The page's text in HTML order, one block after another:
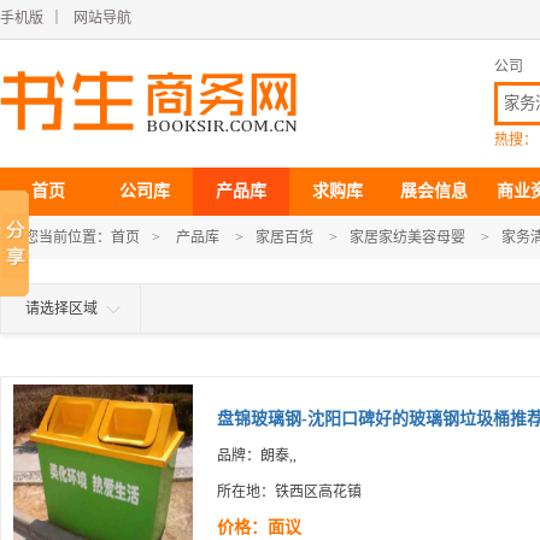
手机版 网站导航
公司
热搜：
首页 公司库 产品库 求购库 展会信息 商业
您当前位置： 首页 > 产品库 > 家居百货 > 家居家纺美容母婴 > 家务
请选择区域
盘锦玻璃钢-沈阳口碑好的玻璃钢垃圾桶推
品牌：朗泰,,
所在地：铁西区高花镇
价格：面议